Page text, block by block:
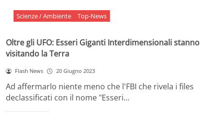
Scienze / Ambiente Top-News
Oltre gli UFO: Esseri Giganti Interdimensionali stanno
visitando la Terra
Flash News 20 Giugno 2023
Ad affermarlo niente meno che l'FBI che rivela i files
declassificati con il nome "Esseri…